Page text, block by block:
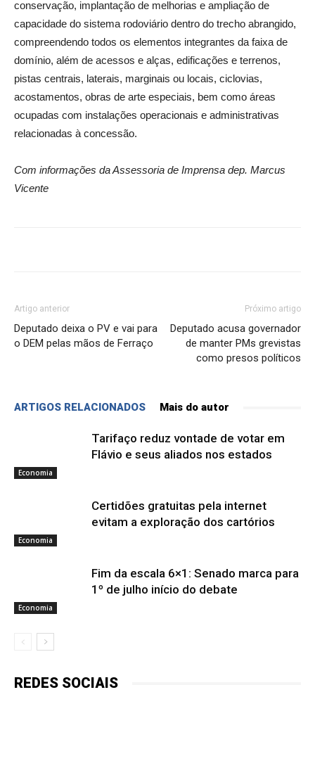
conservação, implantação de melhorias e ampliação de
capacidade do sistema rodoviário dentro do trecho abrangido,
compreendendo todos os elementos integrantes da faixa de
domínio, além de acessos e alças, edificações e terrenos,
pistas centrais, laterais, marginais ou locais, ciclovias,
acostamentos, obras de arte especiais, bem como áreas
ocupadas com instalações operacionais e administrativas
relacionadas à concessão.
Com informações da Assessoria de Imprensa dep. Marcus
Vicente
Artigo anterior
Deputado deixa o PV e vai para
o DEM pelas mãos de Ferraço
Próximo artigo
Deputado acusa governador
de manter PMs grevistas
como presos políticos
ARTIGOS RELACIONADOS Mais do autor
Economia
Tarifaço reduz vontade de votar em
Flávio e seus aliados nos estados
Economia
Certidões gratuitas pela internet
evitam a exploração dos cartórios
Economia
Fim da escala 6×1: Senado marca para
1º de julho início do debate
REDES SOCIAIS